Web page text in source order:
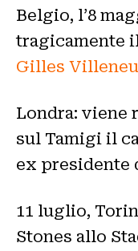
Belgio, l’8
tragicamente
Gilles
Londra: viene
sul Tamigi il
ex presidente
11 luglio,
Stones allo